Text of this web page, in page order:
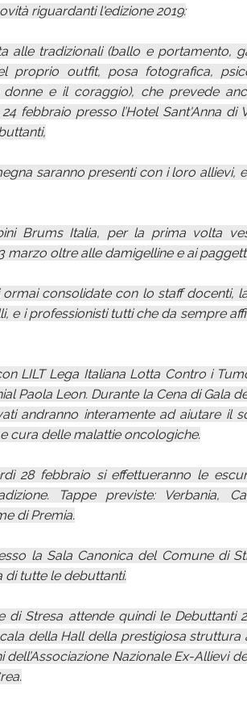
riguardanti l'edizione 2019:
alle tradizionali (ballo e portamento,
proprio outfit, posa fotografica,
donne e il coraggio), che prevede
febbraio presso l’Hotel Sant'Anna di
saranno presenti con i loro allievi,
Brums Italia, per la prima volta
marzo oltre alle damigelline e ai
consolidate con lo staff docenti,
e i professionisti tutti che da sempre
LILT Lega Italiana Lotta Contro i
Paola Leon. Durante la Cena di Gala
andranno interamente ad aiutare il
cura delle malattie oncologiche.
28 febbraio si effettueranno le
Tappe previste: Verbania,
di Premia.
la Sala Canonica del Comune di
di tutte le debuttanti.
di Stresa attende quindi le Debuttanti
della Hall della prestigiosa
Nazionale Ex-Allievi